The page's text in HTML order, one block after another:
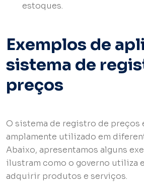
estoques.
Exemplos de
sistema de
preços
O sistema de registro de preços
amplamente utilizado em
Abaixo, apresentamos alguns
ilustram como o governo utiliza
adquirir produtos e serviços.